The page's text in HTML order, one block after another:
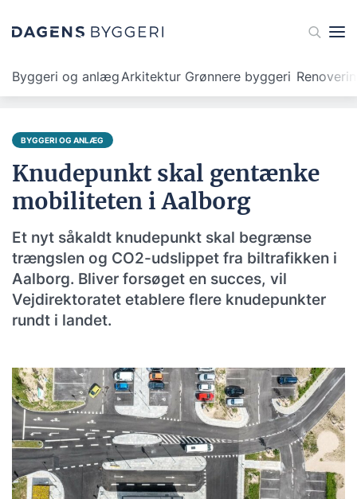
Byggeri og anlægArkitektur Grønnere byggeri
BYGGERI OG ANLÆG
Knudepunkt skal gentænke
mobiliteten i Aalborg
Et nyt såkaldt knudepunkt skal begrænse
trængslen og CO2-udslippet fra biltrafikken i
Aalborg. Bliver forsøget en succes, vil
Vejdirektoratet etablere flere knudepunkter
rundt i landet.